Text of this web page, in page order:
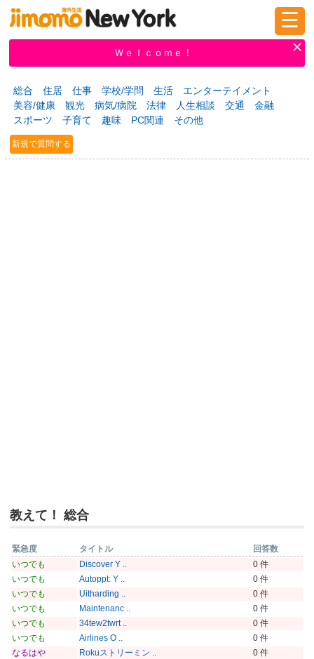
新規登録
掲示板 タウン情報 教えて！
☰
Ｗｅｌｃｏｍｅ！
総合 住居 仕事 学校/学問 生活
エンターテイメント
美容/健康
観光 病気/病院 法律 人生相談 交通
金融
スポーツ
子育て 趣味 PC関連 その他
新規で質問する
教えて！ 総合
緊急度 タイトル
回答数
いつでも
Discover Y ..
0 件
いつでも
Autoppt: Y ..
0 件
いつでも
Uitharding ..
0 件
いつでも
Maintenanc ..
0 件
いつでも
34tew2twrt ..
0 件
いつでも
Airlines O ..
0 件
なるはや
Rokuストリーミン ..
0 件